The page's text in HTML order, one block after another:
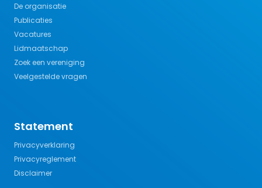
De organisatie
Publicaties
Vacatures
Lidmaatschap
Zoek een vereniging
Veelgestelde vragen
Statement
Privacyverklaring
Privacyreglement
Disclaimer